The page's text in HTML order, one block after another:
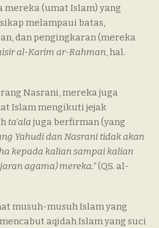
(umat Islam) yang
melampaui batas,
dan pengingkaran (mereka
al-Karim ar-Rahman, hal.
Nasrani, mereka juga
Islam mengikuti jejak
ta’ala juga berfirman (yang
Yahudi dan Nasrani tidak akan
kepada kalian sampai kalian
agama) mereka.”(QS. al-
musuh-musuh Islam yang
aqidah Islam yang suci